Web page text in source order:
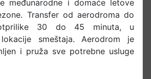
međunarodne i domaće letove
Transfer od aerodroma do
30 do 45 minuta, u
smeštaja. Aerodrom je
i pruža sve potrebne usluge